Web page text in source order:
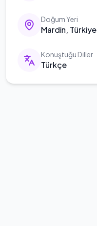
Doğum Yeri
Mardin, Türkiye
Konuştuğu Diller
Türkçe